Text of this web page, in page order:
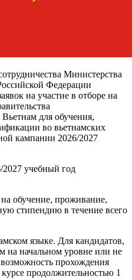
Министерства
Федерации
на участие в отборе на
для обучения,
во вьетнамских
кампании 2026/2027
учебный год
обучение, проживание,
стипендию в течение всего
языке. Для кандидатов,
на начальном уровне или не
прохождения
продолжительностью 1